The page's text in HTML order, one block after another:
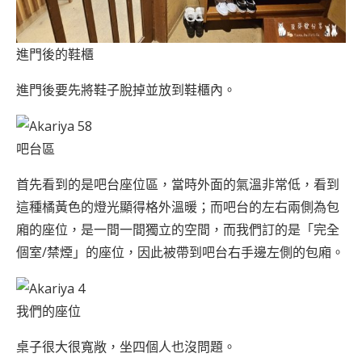
進門後的鞋櫃
進門後要先將鞋子脫掉並放到鞋櫃內。
吧台區
首先看到的是吧台座位區，當時外面的氣溫非常低，看到
這種橘黃色的燈光顯得格外溫暖；而吧台的左右兩側為包
廂的座位，是一間一間獨立的空間，而我們訂的是「完全
個室/禁煙」的座位，因此被帶到吧台右手邊左側的包廂。
我們的座位
桌子很大很寬敞，坐四個人也沒問題。